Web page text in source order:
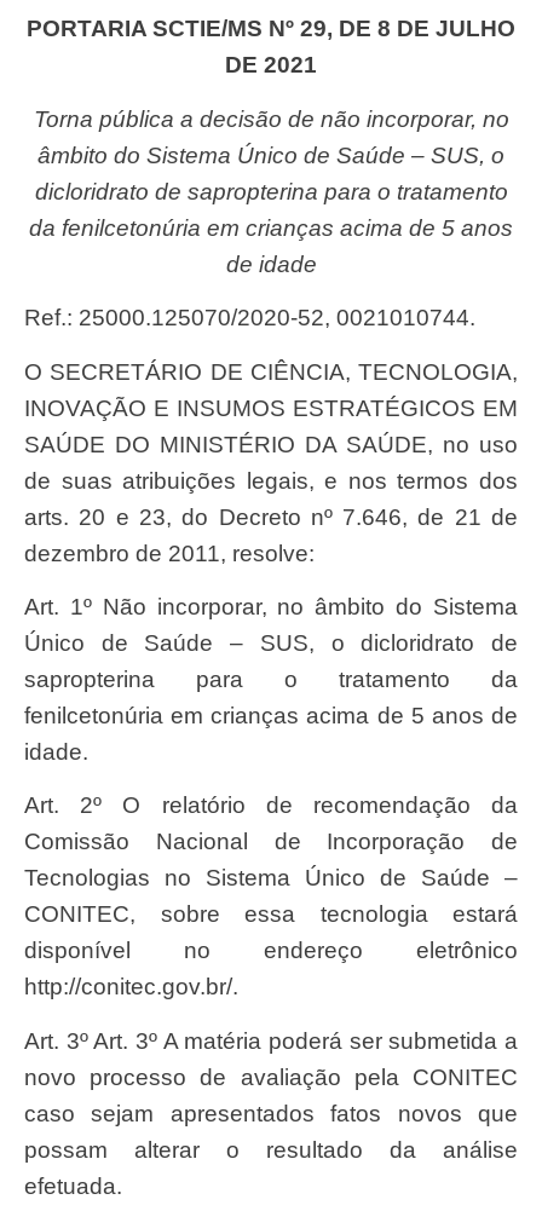
PORTARIA SCTIE/MS Nº 29, DE 8 DE JULHO
DE 2021
Torna pública a decisão de não incorporar, no
âmbito do Sistema Único de Saúde – SUS, o
dicloridrato de sapropterina para o tratamento
da fenilcetonúria em crianças acima de 5 anos
de idade
Ref.: 25000.125070/2020-52, 0021010744.
O SECRETÁRIO DE CIÊNCIA, TECNOLOGIA,
INOVAÇÃO E INSUMOS ESTRATÉGICOS EM
SAÚDE DO MINISTÉRIO DA SAÚDE, no uso
de suas atribuições legais, e nos termos dos
arts. 20 e 23, do Decreto nº 7.646, de 21 de
dezembro de 2011, resolve:
Art. 1º Não incorporar, no âmbito do Sistema
Único de Saúde – SUS, o dicloridrato de
sapropterina para o tratamento da
fenilcetonúria em crianças acima de 5 anos de
idade.
Art. 2º O relatório de recomendação da
Comissão Nacional de Incorporação de
Tecnologias no Sistema Único de Saúde –
CONITEC, sobre essa tecnologia estará
disponível no endereço eletrônico
http://conitec.gov.br/.
Art. 3º Art. 3º A matéria poderá ser submetida a
novo processo de avaliação pela CONITEC
caso sejam apresentados fatos novos que
possam alterar o resultado da análise
efetuada.